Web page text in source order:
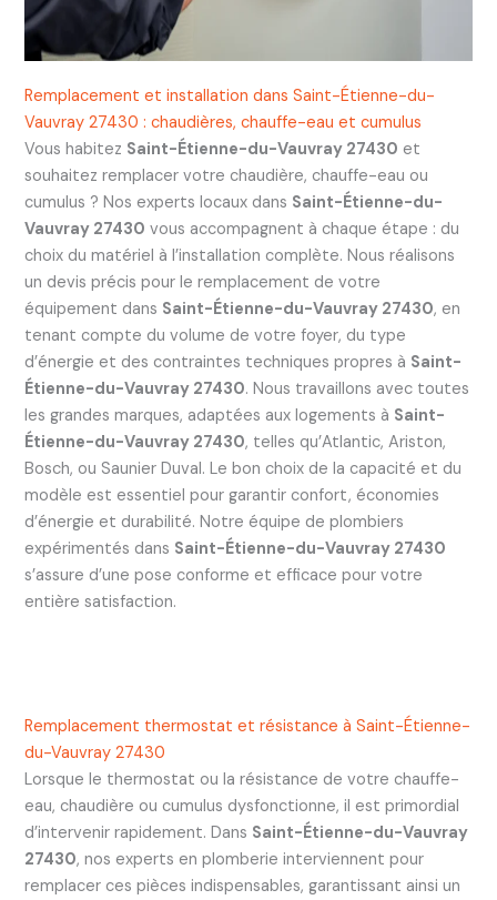
Remplacement et installation dans Saint-Étienne-du-
Vauvray 27430 : chaudières, chauffe-eau et cumulus
Vous habitez Saint-Étienne-du-Vauvray 27430 et
souhaitez remplacer votre chaudière, chauffe-eau ou
cumulus ? Nos experts locaux dans Saint-Étienne-du-
Vauvray 27430 vous accompagnent à chaque étape : du
choix du matériel à l’installation complète. Nous réalisons
un devis précis pour le remplacement de votre
équipement dans Saint-Étienne-du-Vauvray 27430, en
tenant compte du volume de votre foyer, du type
d’énergie et des contraintes techniques propres à Saint-
Étienne-du-Vauvray 27430. Nous travaillons avec toutes
les grandes marques, adaptées aux logements à Saint-
Étienne-du-Vauvray 27430, telles qu’Atlantic, Ariston,
Bosch, ou Saunier Duval. Le bon choix de la capacité et du
modèle est essentiel pour garantir confort, économies
d’énergie et durabilité. Notre équipe de plombiers
expérimentés dans Saint-Étienne-du-Vauvray 27430
s’assure d’une pose conforme et efficace pour votre
entière satisfaction.
Remplacement thermostat et résistance à Saint-Étienne-
du-Vauvray 27430
Lorsque le thermostat ou la résistance de votre chauffe-
eau, chaudière ou cumulus dysfonctionne, il est primordial
d’intervenir rapidement. Dans Saint-Étienne-du-Vauvray
27430, nos experts en plomberie interviennent pour
remplacer ces pièces indispensables, garantissant ainsi un